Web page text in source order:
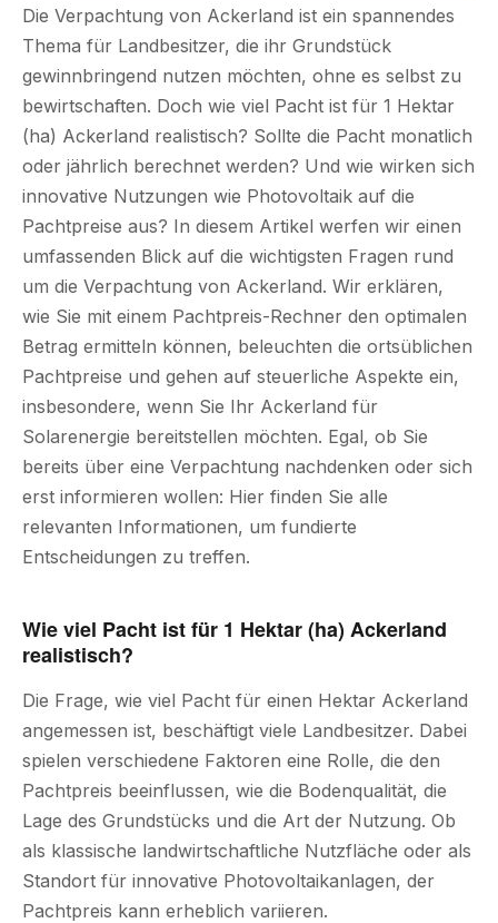
Die Verpachtung von Ackerland ist ein spannendes
Thema für Landbesitzer, die ihr Grundstück
gewinnbringend nutzen möchten, ohne es selbst zu
bewirtschaften. Doch wie viel Pacht ist für 1 Hektar
(ha) Ackerland realistisch? Sollte die Pacht monatlich
oder jährlich berechnet werden? Und wie wirken sich
innovative Nutzungen wie Photovoltaik auf die
Pachtpreise aus? In diesem Artikel werfen wir einen
umfassenden Blick auf die wichtigsten Fragen rund
um die Verpachtung von Ackerland. Wir erklären,
wie Sie mit einem Pachtpreis-Rechner den optimalen
Betrag ermitteln können, beleuchten die ortsüblichen
Pachtpreise und gehen auf steuerliche Aspekte ein,
insbesondere, wenn Sie Ihr Ackerland für
Solarenergie bereitstellen möchten. Egal, ob Sie
bereits über eine Verpachtung nachdenken oder sich
erst informieren wollen: Hier finden Sie alle
relevanten Informationen, um fundierte
Entscheidungen zu treffen.
Wie viel Pacht ist für 1 Hektar (ha) Ackerland
realistisch?
Die Frage, wie viel Pacht für einen Hektar Ackerland
angemessen ist, beschäftigt viele Landbesitzer. Dabei
spielen verschiedene Faktoren eine Rolle, die den
Pachtpreis beeinflussen, wie die Bodenqualität, die
Lage des Grundstücks und die Art der Nutzung. Ob
als klassische landwirtschaftliche Nutzfläche oder als
Standort für innovative Photovoltaikanlagen, der
Pachtpreis kann erheblich variieren.